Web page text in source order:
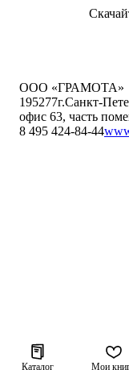
Каталог Мои
ООО «ГРАМОТА»
195277г.Санкт-
офис 63, часть
8 495 424-84-44